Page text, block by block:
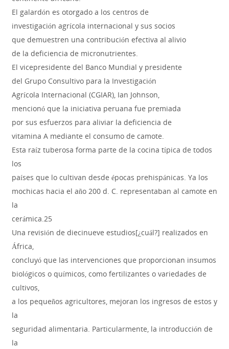
El galardón es otorgado a los centros de
investigación agrícola internacional y sus socios
que demuestren una contribución efectiva al alivio
de la deficiencia de micronutrientes.
El vicepresidente del Banco Mundial y presidente
del Grupo Consultivo para la Investigación
Agrícola Internacional (CGIAR), Ian Johnson,
mencionó que la iniciativa peruana fue premiada
por sus esfuerzos para aliviar la deficiencia de
vitamina A mediante el consumo de camote.
Esta raíz tuberosa forma parte de la cocina típica de todos
los
países que lo cultivan desde épocas prehispánicas. Ya los
mochicas hacia el año 200 d. C. representaban al camote en
la
cerámica.25
Una revisión de diecinueve estudios[¿cuál?] realizados en
África,
concluyó que las intervenciones que proporcionan insumos
biológicos o químicos, como fertilizantes o variedades de
cultivos,
a los pequeños agricultores, mejoran los ingresos de estos y
la
seguridad alimentaria. Particularmente, la introducción de
la